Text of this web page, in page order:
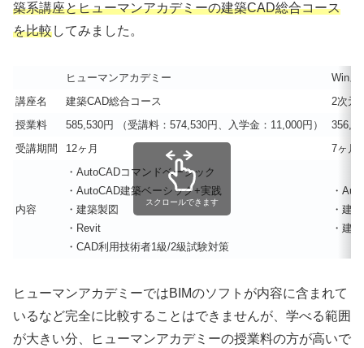
築系講座とヒューマンアカデミーの建築CAD総合コース
を比較してみました。
ヒューマンアカデミー
Winス
講座名
建築CAD総合コース
2次元
授業料
585,530円 （受講料：574,530円、入学金：11,000円）
受講期間
12ヶ月 7ヶ月
内容
・AutoCADコマンドベーシック
・AutoCAD建築ベーシック+実践
・建築製図
・Revit
・CAD利用技術者1級/2級試験対策
・
・建
・建
スクロールできます
ヒューマンアカデミーではBIMのソフトが内容に含まれて
いるなど完全に比較することはできませんが、学べる範囲
が大きい分、ヒューマンアカデミーの授業料の方が高いで